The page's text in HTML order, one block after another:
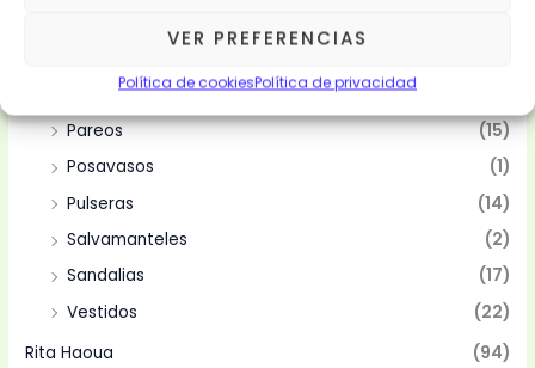
VER PREFERENCIAS
Política de cookiesPolítica de privacidad
Manteles
Pareos
(15)
Posavasos
(1)
Pulseras
(14)
Salvamanteles
(2)
Sandalias
(17)
Vestidos
(22)
Rita Haoua
(94)